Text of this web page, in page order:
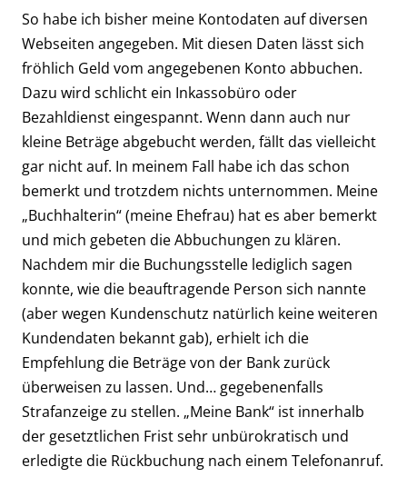
So habe ich bisher meine Kontodaten auf diversen
Webseiten angegeben. Mit diesen Daten lässt sich
fröhlich Geld vom angegebenen Konto abbuchen.
Dazu wird schlicht ein Inkassobüro oder
Bezahldienst eingespannt. Wenn dann auch nur
kleine Beträge abgebucht werden, fällt das vielleicht
gar nicht auf. In meinem Fall habe ich das schon
bemerkt und trotzdem nichts unternommen. Meine
„Buchhalterin“ (meine Ehefrau) hat es aber bemerkt
und mich gebeten die Abbuchungen zu klären.
Nachdem mir die Buchungsstelle lediglich sagen
konnte, wie die beauftragende Person sich nannte
(aber wegen Kundenschutz natürlich keine weiteren
Kundendaten bekannt gab), erhielt ich die
Empfehlung die Beträge von der Bank zurück
überweisen zu lassen. Und… gegebenenfalls
Strafanzeige zu stellen. „Meine Bank“ ist innerhalb
der gesetztlichen Frist sehr unbürokratisch und
erledigte die Rückbuchung nach einem Telefonanruf.